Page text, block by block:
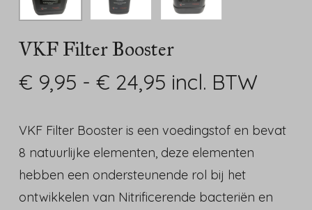
VKF Filter Booster
€ 9,95 - € 24,95Prijsklasse:
tot
€ 24,95
incl. BTW
VKF Filter Booster is een voedingstof en bevat
8 natuurlijke elementen, deze elementen
hebben een ondersteunende rol bij het
ontwikkelen van Nitrificerende bacteriën en